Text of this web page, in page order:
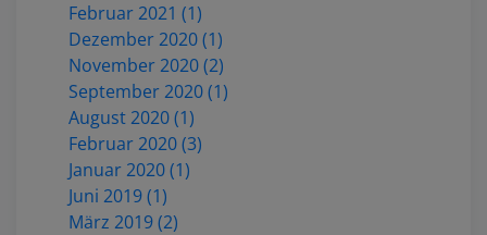
Februar 2021 (1)
Dezember 2020 (1)
November 2020 (2)
September 2020 (1)
August 2020 (1)
Februar 2020 (3)
Januar 2020 (1)
Juni 2019 (1)
März 2019 (2)